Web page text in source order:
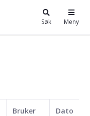
Søk Meny
Bruker Dato